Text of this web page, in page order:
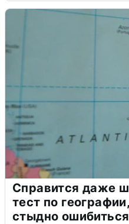
Справится даже
тест по
стыдно ошибиться